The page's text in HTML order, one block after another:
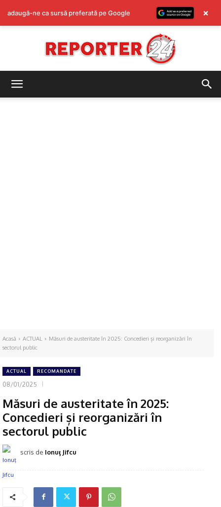
Acasă ACTUAL
Măsuri de austeritate în 2025: Concedieri și reorganizări în
sectorul public
ACTUAL RECOMANDATE
08/01/2025
Măsuri de austeritate în 2025:
Concedieri și reorganizări în
sectorul public
scris de Ionuţ Jifcu
adaugă-ne ca sursă preferată pe Google ×